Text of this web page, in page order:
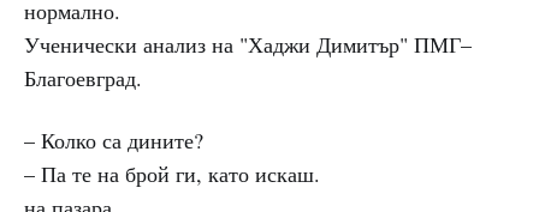
нормално.
Ученически анализ на "Хаджи Димитър" ПМГ–
Благоевград.
– Колко са дините?
– Па те на брой ги, като искаш.